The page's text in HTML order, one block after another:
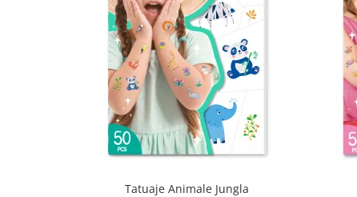
Tatuaje Animale Jungla